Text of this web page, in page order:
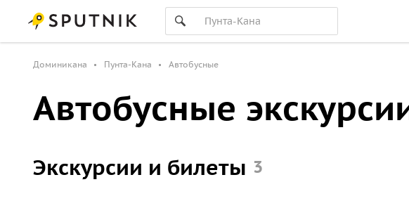
Доминикана Пунта-Кана Автобусные
Автобусные
Экскурсии и билеты 3